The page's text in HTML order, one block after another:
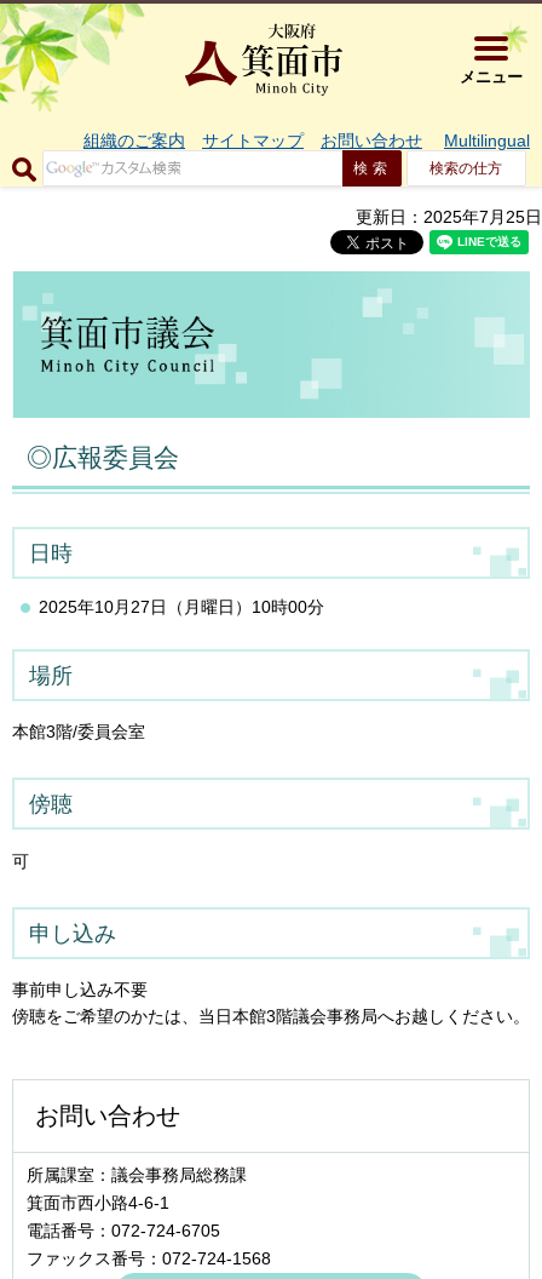
大阪府箕
メニュー
組織のご案内 サイトマップ お問い合わせ Multilingual
検索の仕方
更新日：2025年7月25日
◎広報委員会
日時
2025年10月27日（月曜日）10時00分
場所
本館3階/委員会室
傍聴
可
申し込み
事前申し込み不要
傍聴をご希望のかたは、当日本館3階議会事務局へお越しください。
お問い合わせ
所属課室：議会事務局総務課
箕面市西小路4‐6‐1
電話番号：072-724-6705
ファックス番号：072-724-1568